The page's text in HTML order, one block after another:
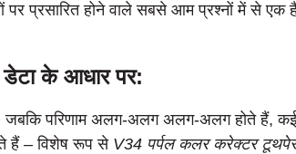
प्रसारित होने वाले सबसे आम प्रश्नों में से एक
डेटा के आधार पर:
जबकि परिणाम अलग-अलग अलग-अलग होते हैं, कई
हैं – विशेष रूप से V34 पर्पल कलर करेक्टर